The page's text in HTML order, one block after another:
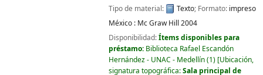
Tipo de material:
Texto; Formato: impreso
México : Mc Graw Hill 2004
Disponibilidad:Ítems disponibles para
préstamo: Biblioteca Rafael Escandón
Hernández - UNAC - Medellín(1) Ubicación,
signatura topográfica:Sala principal de